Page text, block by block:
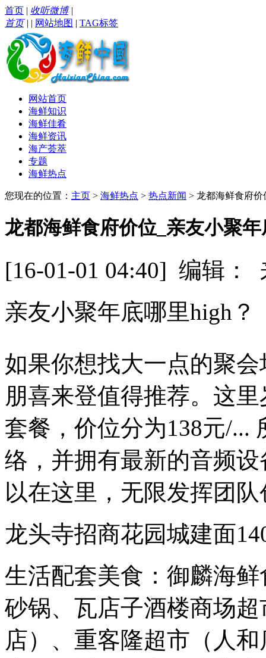
首页 | 收听微博|
首页| | 网站地图 | TAG标签
网站首页
海鲜知识
海鲜佳肴
海鲜资讯
海产荟萃
专题
海鲜热点
您现在的位置： 主页 > 海鲜热点 > 热点新闻 > 龙都海鲜食府价
龙都海鲜食府价位_亲友小聚
[16-01-01 04:40] 编辑
亲友小聚年底哪里high？
如果你想找大一点的聚
朋喜来登值得推荐。这
套餐，价位分为138元/...
络，并拥有最新的音频
以在这里，无限发挥团
龙头寺招商花园城建面
生活配套美食：御麟海
砂锅、瓦店子酒楼商场
店）、重客隆超市（人